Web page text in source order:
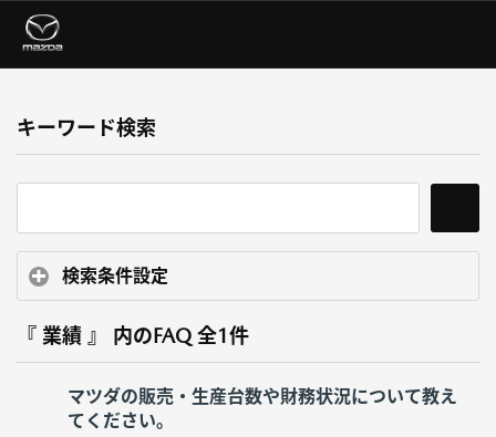
キーワード検索
検索条件設定
『 業績 』 内のFAQ 全1件
マツダの販売・生産台数や財務状況について教え
てください。